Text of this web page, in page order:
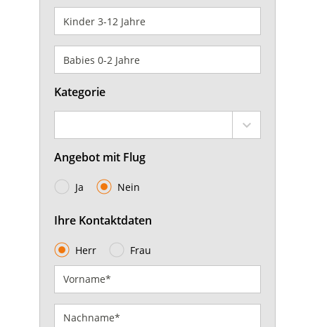
Kategorie
Angebot mit Flug
Ja Nein
Ihre Kontaktdaten
Herr Frau